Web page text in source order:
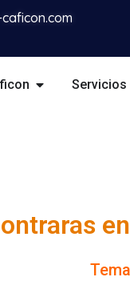
Servicios